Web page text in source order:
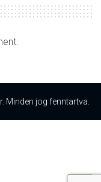
Minden jog fenntartva.